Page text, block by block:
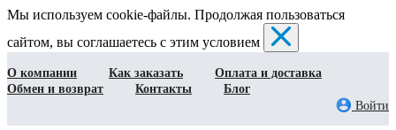
Мы используем cookie-файлы. Продолжая пользоваться
сайтом, вы соглашаетесь с этим условием
О компании Как заказать
Оплата и доставка
Обмен и возврат
Контакты
Блог
Войти